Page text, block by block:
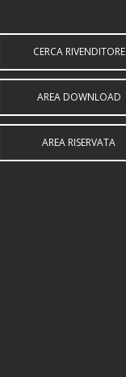
CERCA RIVENDITORE
AREA DOWNLOAD
AREA RISERVATA